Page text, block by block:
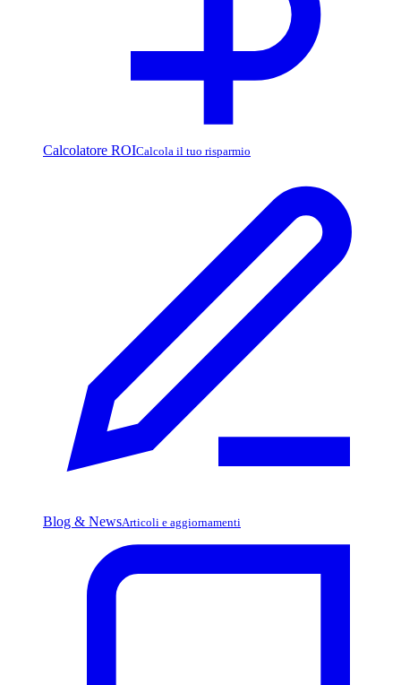
Calcolatore ROICalcola il tuo risparmio
Blog & NewsArticoli e aggiornamenti